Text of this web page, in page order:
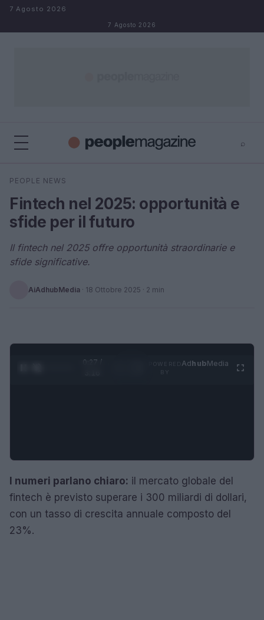
Salta al contenuto
7 Agosto 2026
7 Agosto 2026
⌕
Cerca
PEOPLE NEWS
Fintech nel 2025: opportunità e
sfide per il futuro
Il fintech nel 2025 offre opportunità straordinarie e
sfide significative.
AiAdhubMedia · 18 Ottobre 2025 · 2 min
0:28 /
AdhubMedia
I numeri parlano chiaro: il mercato globale del
fintech è previsto superare i 300 miliardi di dollari,
con un tasso di crescita annuale composto del
23%.